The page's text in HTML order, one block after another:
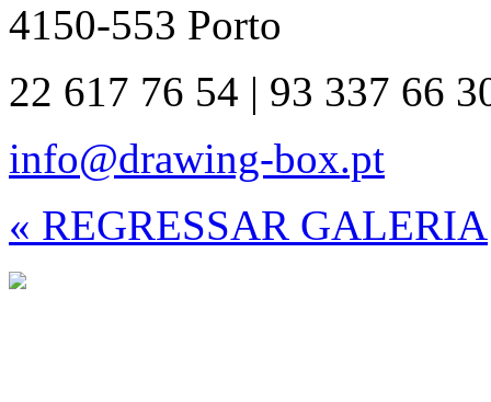
4150-553 Porto
22 617 76 54 | 93 337 66
info@drawing-box.pt
« REGRESSAR GALERIA